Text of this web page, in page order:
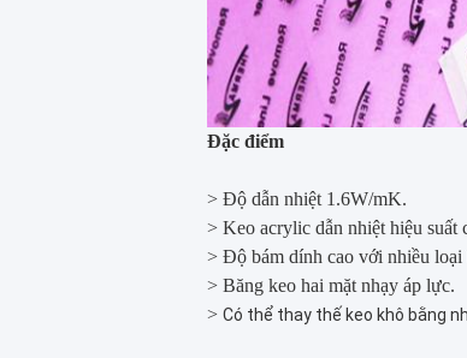
Đặc điểm
> Độ dẫn nhiệt 1.6W/mK.
> Keo acrylic dẫn nhiệt hiệu suất
> Độ bám dính cao với nhiều loại
> Băng keo hai mặt nhạy áp lực.
> Có thể thay thế keo khô bằng